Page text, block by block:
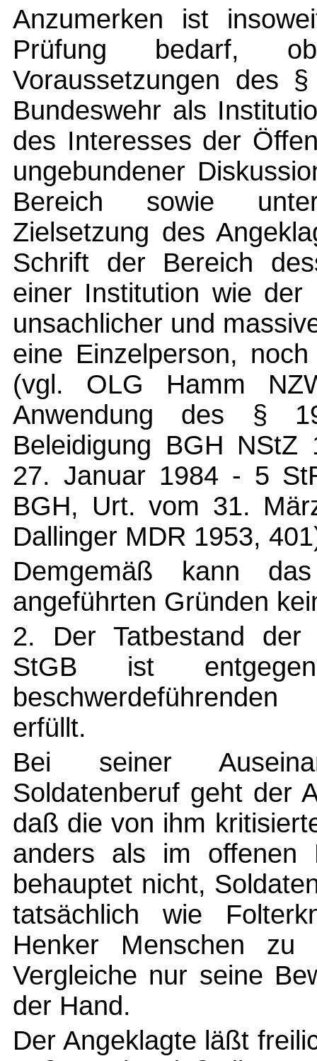
Anzumerken ist
Prüfung bedarf,
Voraussetzungen des
Bundeswehr als
des Interesses der
ungebundener
Bereich sowie
Zielsetzung des
Schrift der Bereich
einer Institution wie der
unsachlicher und
eine Einzelperson,
(vgl. OLG Hamm
Anwendung des §
Beleidigung BGH
27. Januar 1984 - 5
BGH, Urt. vom 31.
Dallinger MDR 1953,
Demgemäß kann
angeführten Gründen
2. Der Tatbestand
StGB ist
erfüllt.
Bei seiner
Soldatenberuf geht der
daß die von ihm
anders als im offenen
behauptet nicht,
tatsächlich wie
Henker Menschen
Vergleiche nur seine
der Hand.
Der Angeklagte läßt